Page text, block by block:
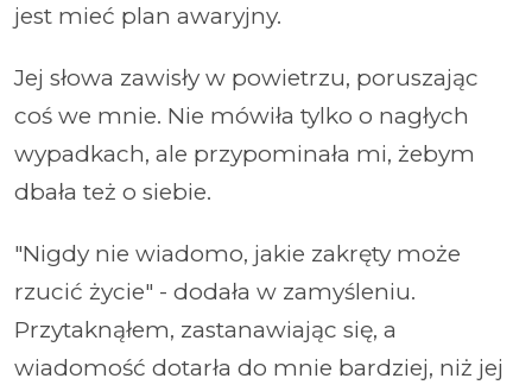
jest mieć plan awaryjny.
Jej słowa zawisły w powietrzu, poruszając
coś we mnie. Nie mówiła tylko o nagłych
wypadkach, ale przypominała mi, żebym
dbała też o siebie.
"Nigdy nie wiadomo, jakie zakręty może
rzucić życie" - dodała w zamyśleniu.
Przytaknąłem, zastanawiając się, a
wiadomość dotarła do mnie bardziej, niż jej